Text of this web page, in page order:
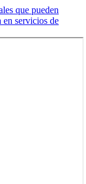
que pueden
en servicios de